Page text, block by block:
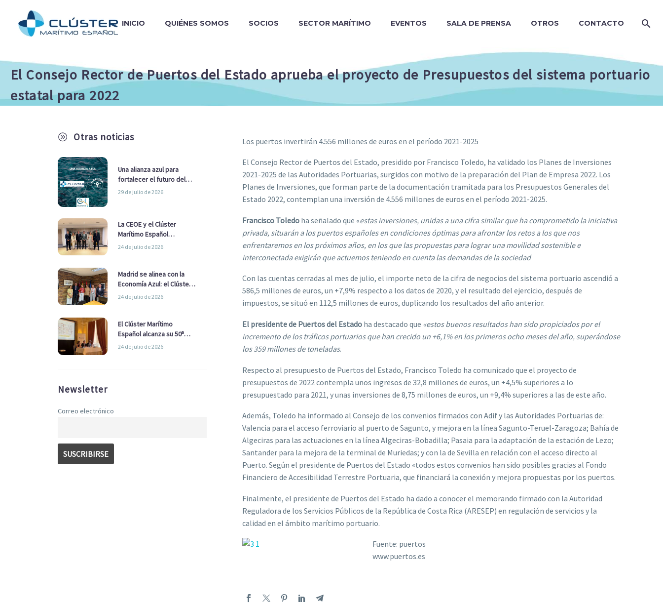
INICIO QUIÉNES SOMOS SOCIOS SECTOR MARÍTIMO EVENTOS SALA DE PRENSA OTROS CONTACTO
El Consejo Rector de Puertos del Estado aprueba el proyecto de Presupuestos del sistema portuario
estatal para 2022
A Otras noticias
Una alianza azul para
fortalecer el futuro del
sector marítimo
29 de julio de 2026
La CEOE y el Clúster
Marítimo Español
refuerzan su alianza para
24 de julio de 2026
Madrid se alinea con la
Economía Azul: el Clúster
Marítimo Español y la Real
Ayuntamiento
24 de julio de 2026
El Clúster Marítimo
Español alcanza su 50ª
Asamblea reafirmando su
24 de julio de 2026
Newsletter
Correo electrónico
Los puertos invertirán 4.556 millones de euros en el período 2021-2025
El Consejo Rector de Puertos del Estado, presidido por Francisco Toledo, ha validado los Planes de Inversiones
2021-2025 de las Autoridades Portuarias, surgidos con motivo de la preparación del Plan de Empresa 2022. Los
Planes de Inversiones, que forman parte de la documentación tramitada para los Presupuestos Generales del
Estado 2022, contemplan una inversión de 4.556 millones de euros en el período 2021-2025.
Francisco Toledo ha señalado que «estas inversiones, unidas a una cifra similar que ha comprometido la iniciativa
privada, situarán a los puertos españoles en condiciones óptimas para afrontar los retos a los que nos
enfrentaremos en los próximos años, en los que las propuestas para lograr una movilidad sostenible e
interconectada exigirán que actuemos teniendo en cuenta las demandas de la sociedad
Con las cuentas cerradas al mes de julio, el importe neto de la cifra de negocios del sistema portuario ascendió a
586,5 millones de euros, un +7,9% respecto a los datos de 2020, y el resultado del ejercicio, después de
impuestos, se situó en 112,5 millones de euros, duplicando los resultados del año anterior.
El presidente de Puertos del Estado ha destacado que «estos buenos resultados han sido propiciados por el
incremento de los tráficos portuarios que han crecido un +6,1% en los primeros ocho meses del año, superándose
los 359 millones de toneladas.
Respecto al presupuesto de Puertos del Estado, Francisco Toledo ha comunicado que el proyecto de
presupuestos de 2022 contempla unos ingresos de 32,8 millones de euros, un +4,5% superiores a lo
presupuestado para 2021, y unas inversiones de 8,75 millones de euros, un +9,4% superiores a las de este año.
Además, Toledo ha informado al Consejo de los convenios firmados con Adif y las Autoridades Portuarias de:
Valencia para el acceso ferroviario al puerto de Sagunto, y mejora en la línea Sagunto-Teruel-Zaragoza; Bahía de
Algeciras para las actuaciones en la línea Algeciras-Bobadilla; Pasaia para la adaptación de la estación de Lezo;
Santander para la mejora de la terminal de Muriedas; y con la de Sevilla en relación con el acceso directo al
Puerto. Según el presidente de Puertos del Estado «todos estos convenios han sido posibles gracias al Fondo
Financiero de Accesibilidad Terrestre Portuaria, que financiará la conexión y mejora propuestas por los puertos.
Finalmente, el presidente de Puertos del Estado ha dado a conocer el memorando firmado con la Autoridad
Reguladora de los Servicios Públicos de la República de Costa Rica (ARESEP) en regulación de servicios y la
calidad en el ámbito marítimo portuario.
Fuente: puertos
www.puertos.es